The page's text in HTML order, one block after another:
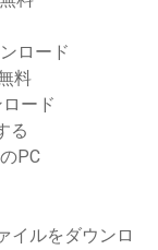
ロード
料
ード
る
PC
イルをダウンロ